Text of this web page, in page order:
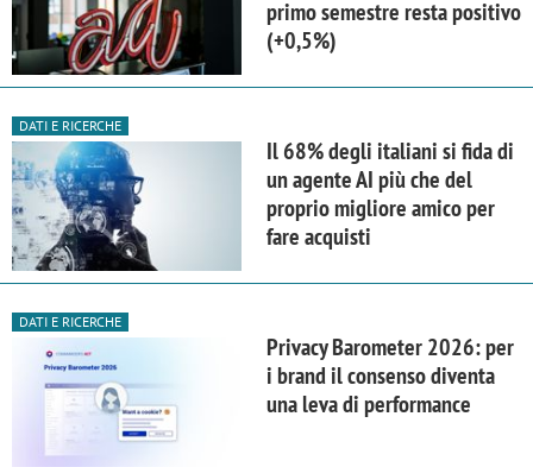
primo semestre resta positivo
(+0,5%)
DATI E RICERCHE
Il 68% degli italiani si fida di
un agente AI più che del
proprio migliore amico per
fare acquisti
DATI E RICERCHE
Privacy Barometer 2026: per
i brand il consenso diventa
una leva di performance